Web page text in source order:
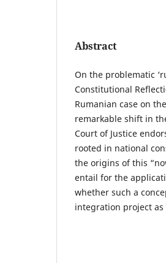
Abstract
On the problematic
Constitutional
Rumanian case on
remarkable shift in
Court of Justice
rooted in national
the origins of this
entail for the
whether such a
integration project as